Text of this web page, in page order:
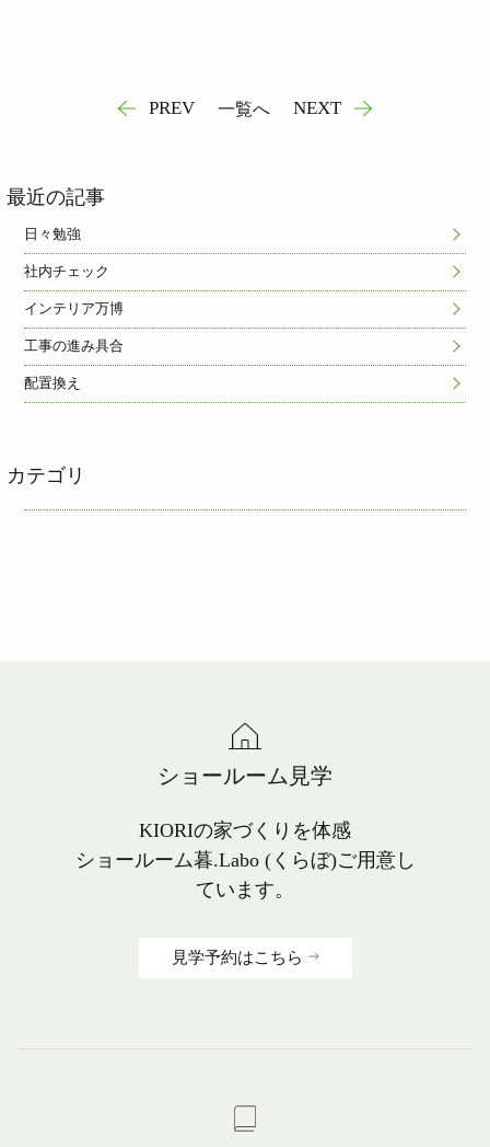
PREV 一覧へ NEXT
最近の記事
日々勉強
社内チェック
インテリア万博
工事の進み具合
配置換え
カテゴリ
ショールーム見学
KIORIの家づくりを体感
ショールーム暮.Labo (くらぼ)ご用意し
ています。
見学予約はこちら